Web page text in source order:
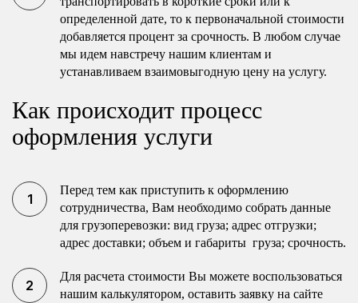
определенной дате, то к первоначальной стоимости
добавляется процент за срочность. В любом случае
мы идем навстречу нашим клиентам и
устанавливаем взаимовыгодную цену на услугу.
Как происходит процесс
оформления услуги
Перед тем как приступить к оформлению
сотрудничества, Вам необходимо собрать данные
для грузоперевозки: вид груза; адрес отгрузки;
адрес доставки; объем и габариты груза; срочность.
Для расчета стоимости Вы можете воспользоваться
нашим калькулятором, оставить заявку на сайте